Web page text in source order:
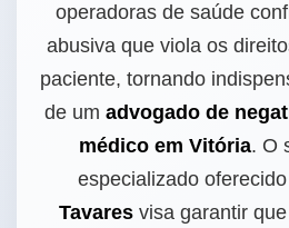
operadoras de saúde
abusiva que viola os
paciente, tornando
de um advogado de
médico em Vitória. O
especializado
Tavaresvisa garantir